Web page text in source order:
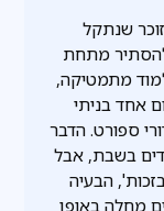
שנתקל
להסתיר מתחת
מתמטיקה,
אחד בניתי
ספורט. הדבר
בשבת, אבל
הבעיה
מחלה באופן